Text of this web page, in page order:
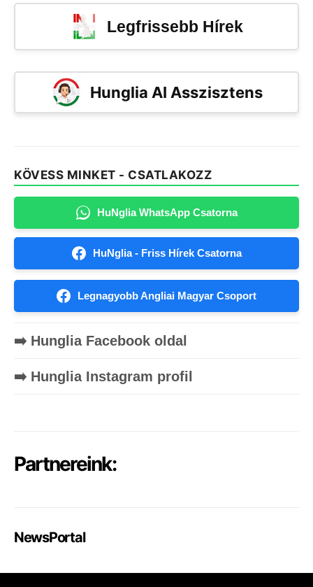
Legfrissebb Hírek
Hunglia AI Asszisztens
KÖVESS MINKET - CSATLAKOZZ
HuNglia WhatsApp Csatorna
HuNglia - Friss Hírek Csatorna
Legnagyobb Angliai Magyar Csoport
➡️ Hunglia Facebook oldal
➡️ Hunglia Instagram profil
Partnereink:
NewsPortal